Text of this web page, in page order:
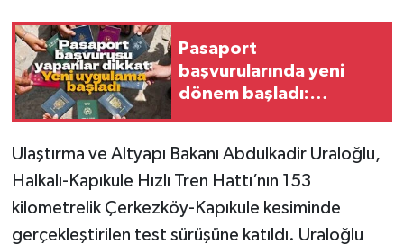
Pasaport
başvurularında yeni
dönem başladı:
Ulaştırma ve Altyapı Bakanı Abdulkadir Uraloğlu,
Halkalı-Kapıkule Hızlı Tren Hattı’nın 153
kilometrelik Çerkezköy-Kapıkule kesiminde
gerçekleştirilen test sürüşüne katıldı. Uraloğlu